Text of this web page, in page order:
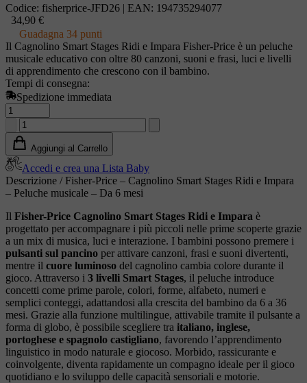
Codice: fisherprice-JFD26 | EAN: 194735294077
34,90 €
Guadagna 34 punti
Il Cagnolino Smart Stages Ridi e Impara Fisher-Price è un peluche
musicale educativo con oltre 80 canzoni, suoni e frasi, luci e livelli
di apprendimento che crescono con il bambino.
Tempi di consegna:
Spedizione immediata
Quantità
Aggiungi al Carrello
Accedi e crea una Lista Baby
Descrizione / Fisher-Price – Cagnolino Smart Stages Ridi e Impara
– Peluche musicale – Da 6 mesi
Il Fisher-Price Cagnolino Smart Stages Ridi e Impara è
progettato per accompagnare i più piccoli nelle prime scoperte grazie
a un mix di musica, luci e interazione. I bambini possono premere i
pulsanti sul pancino per attivare canzoni, frasi e suoni divertenti,
mentre il cuore luminoso del cagnolino cambia colore durante il
gioco. Attraverso i 3 livelli Smart Stages, il peluche introduce
concetti come prime parole, colori, forme, alfabeto, numeri e
semplici conteggi, adattandosi alla crescita del bambino da 6 a 36
mesi. Grazie alla funzione multilingue, attivabile tramite il pulsante a
forma di globo, è possibile scegliere tra italiano, inglese,
portoghese e spagnolo castigliano, favorendo l’apprendimento
linguistico in modo naturale e giocoso. Morbido, rassicurante e
coinvolgente, diventa rapidamente un compagno ideale per il gioco
quotidiano e lo sviluppo delle capacità sensoriali e motorie.